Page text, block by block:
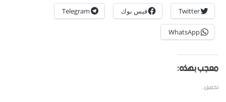
Twitter فيس بوك Telegram
WhatsApp
معجب بهذه:
تحميل...